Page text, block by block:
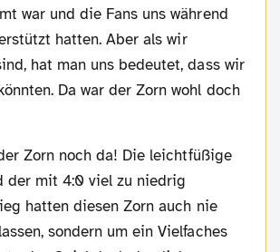
war und die Fans uns während
hatten. Aber als wir
hat man uns bedeutet, dass wir
Da war der Zorn wohl doch
der mit 4:0 viel zu niedrig
hatten diesen Zorn auch nie
sondern um ein Vielfaches